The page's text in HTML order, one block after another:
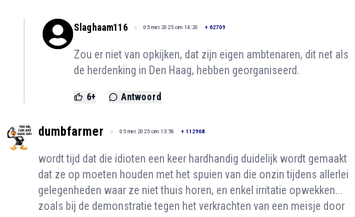
Slaghaam116 05 mei 2025 om 14:20 + 62709
Zou er niet van opkijken, dat zijn eigen ambtenaren, dit net als
de herdenking in Den Haag, hebben georganiseerd.
6+ Antwoord
dumbfarmer 05 mei 2025 om 13:58 + 112968
wordt tijd dat die idioten een keer hardhandig duidelijk wordt gemaakt
dat ze op moeten houden met het spuien van die onzin tijdens allerlei
gelegenheden waar ze niet thuis horen, en enkel irritatie opwekken...
zoals bij de demonstratie tegen het verkrachten van een meisje door